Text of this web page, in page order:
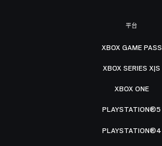
平台
XBOX GAME PASS
XBOX SERIES X|S
XBOX ONE
PLAYSTATION®5
PLAYSTATION®4